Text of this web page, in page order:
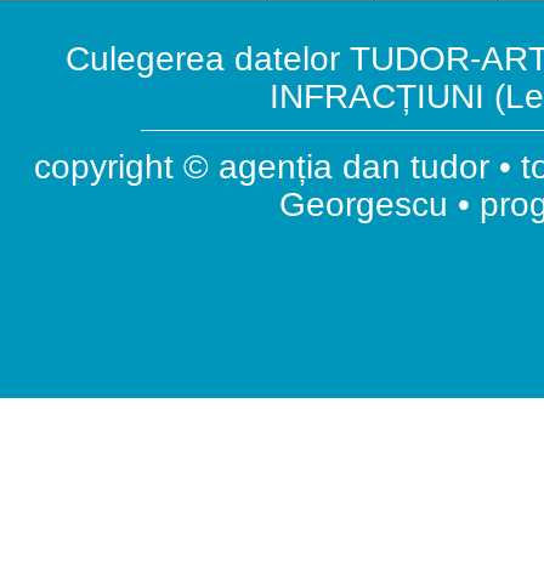
Culegerea datelor TUDOR-
INFRACȚIUNI
copyright © agenția dan tudor •
Georgescu •